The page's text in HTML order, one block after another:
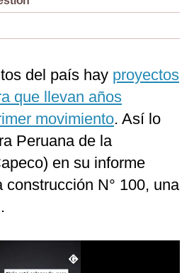
del país hay proyectos
que llevan años
movimiento. Así lo
Peruana de la
en su informe
construcción N° 100, una